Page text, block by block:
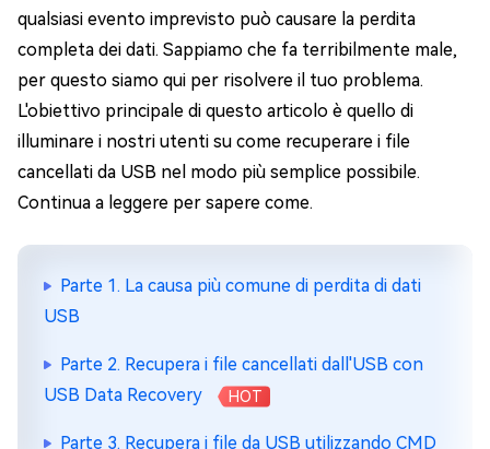
qualsiasi evento imprevisto può causare la perdita
completa dei dati. Sappiamo che fa terribilmente male,
per questo siamo qui per risolvere il tuo problema.
L'obiettivo principale di questo articolo è quello di
illuminare i nostri utenti su come recuperare i file
cancellati da USB nel modo più semplice possibile.
Continua a leggere per sapere come.
Parte 1. La causa più comune di perdita di dati
USB
Parte 2. Recupera i file cancellati dall'USB con
USB Data Recovery
HOT
Parte 3. Recupera i file da USB utilizzando CMD